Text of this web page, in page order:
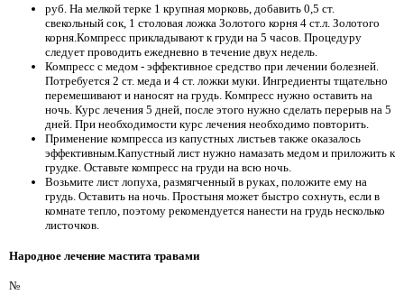
руб. На мелкой терке 1 крупная морковь, добавить 0,5 ст.
свекольный сок, 1 столовая ложка Золотого корня 4 ст.л. Золотого
корня.Компресс прикладывают к груди на 5 часов. Процедуру
следует проводить ежедневно в течение двух недель.
Компресс с медом - эффективное средство при лечении болезней.
Потребуется 2 ст. меда и 4 ст. ложки муки. Ингредиенты тщательно
перемешивают и наносят на грудь. Компресс нужно оставить на
ночь. Курс лечения 5 дней, после этого нужно сделать перерыв на 5
дней. При необходимости курс лечения необходимо повторить.
Применение компресса из капустных листьев также оказалось
эффективным.Капустный лист нужно намазать медом и приложить к
грудке. Оставьте компресс на груди на всю ночь.
Возьмите лист лопуха, размягченный в руках, положите ему на
грудь. Оставить на ночь. Простыня может быстро сохнуть, если в
комнате тепло, поэтому рекомендуется нанести на грудь несколько
листочков.
Народное лечение мастита травами
№